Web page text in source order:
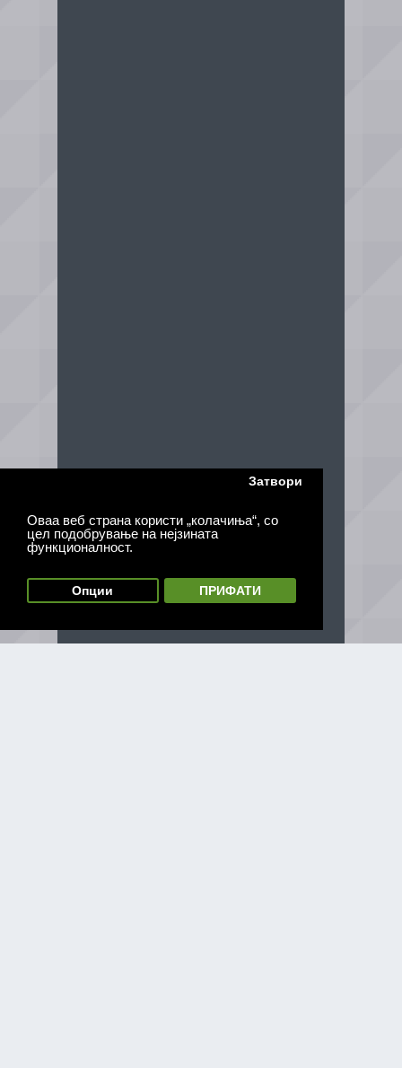
Оваа веб страна користи „колачиња“, со
цел подобрување на нејзината
функционалност.
Затвори
Опции ПРИФАТИ